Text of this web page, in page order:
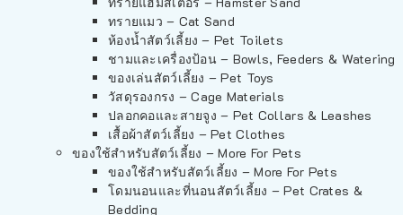
ทรายแมว – Cat Sand
ห้องน้ำสัตว์เลี้ยง – Pet Toilets
ชามและเครื่องป้อน – Bowls, Feeders & Watering
ของเล่นสัตว์เลี้ยง – Pet Toys
วัสดุรองกรง – Cage Materials
ปลอกคอและสายจูง – Pet Collars & Leashes
เสื้อผ้าสัตว์เลี้ยง – Pet Clothes
ของใช้สำหรับสัตว์เลี้ยง – More For Pets
ของใช้สำหรับสัตว์เลี้ยง – More For Pets
โดมนอนและที่นอนสัตว์เลี้ยง – Pet Crates &
Bedding